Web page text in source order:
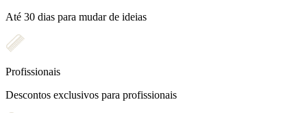
Até 30 dias para mudar de ideias
Profissionais
Descontos exclusivos para profissionais